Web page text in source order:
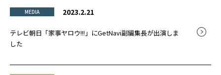
MEDIA 2023.2.21
テレビ朝日「家事ヤロウ!!!」にGetNavi副編集長が出演しま
した